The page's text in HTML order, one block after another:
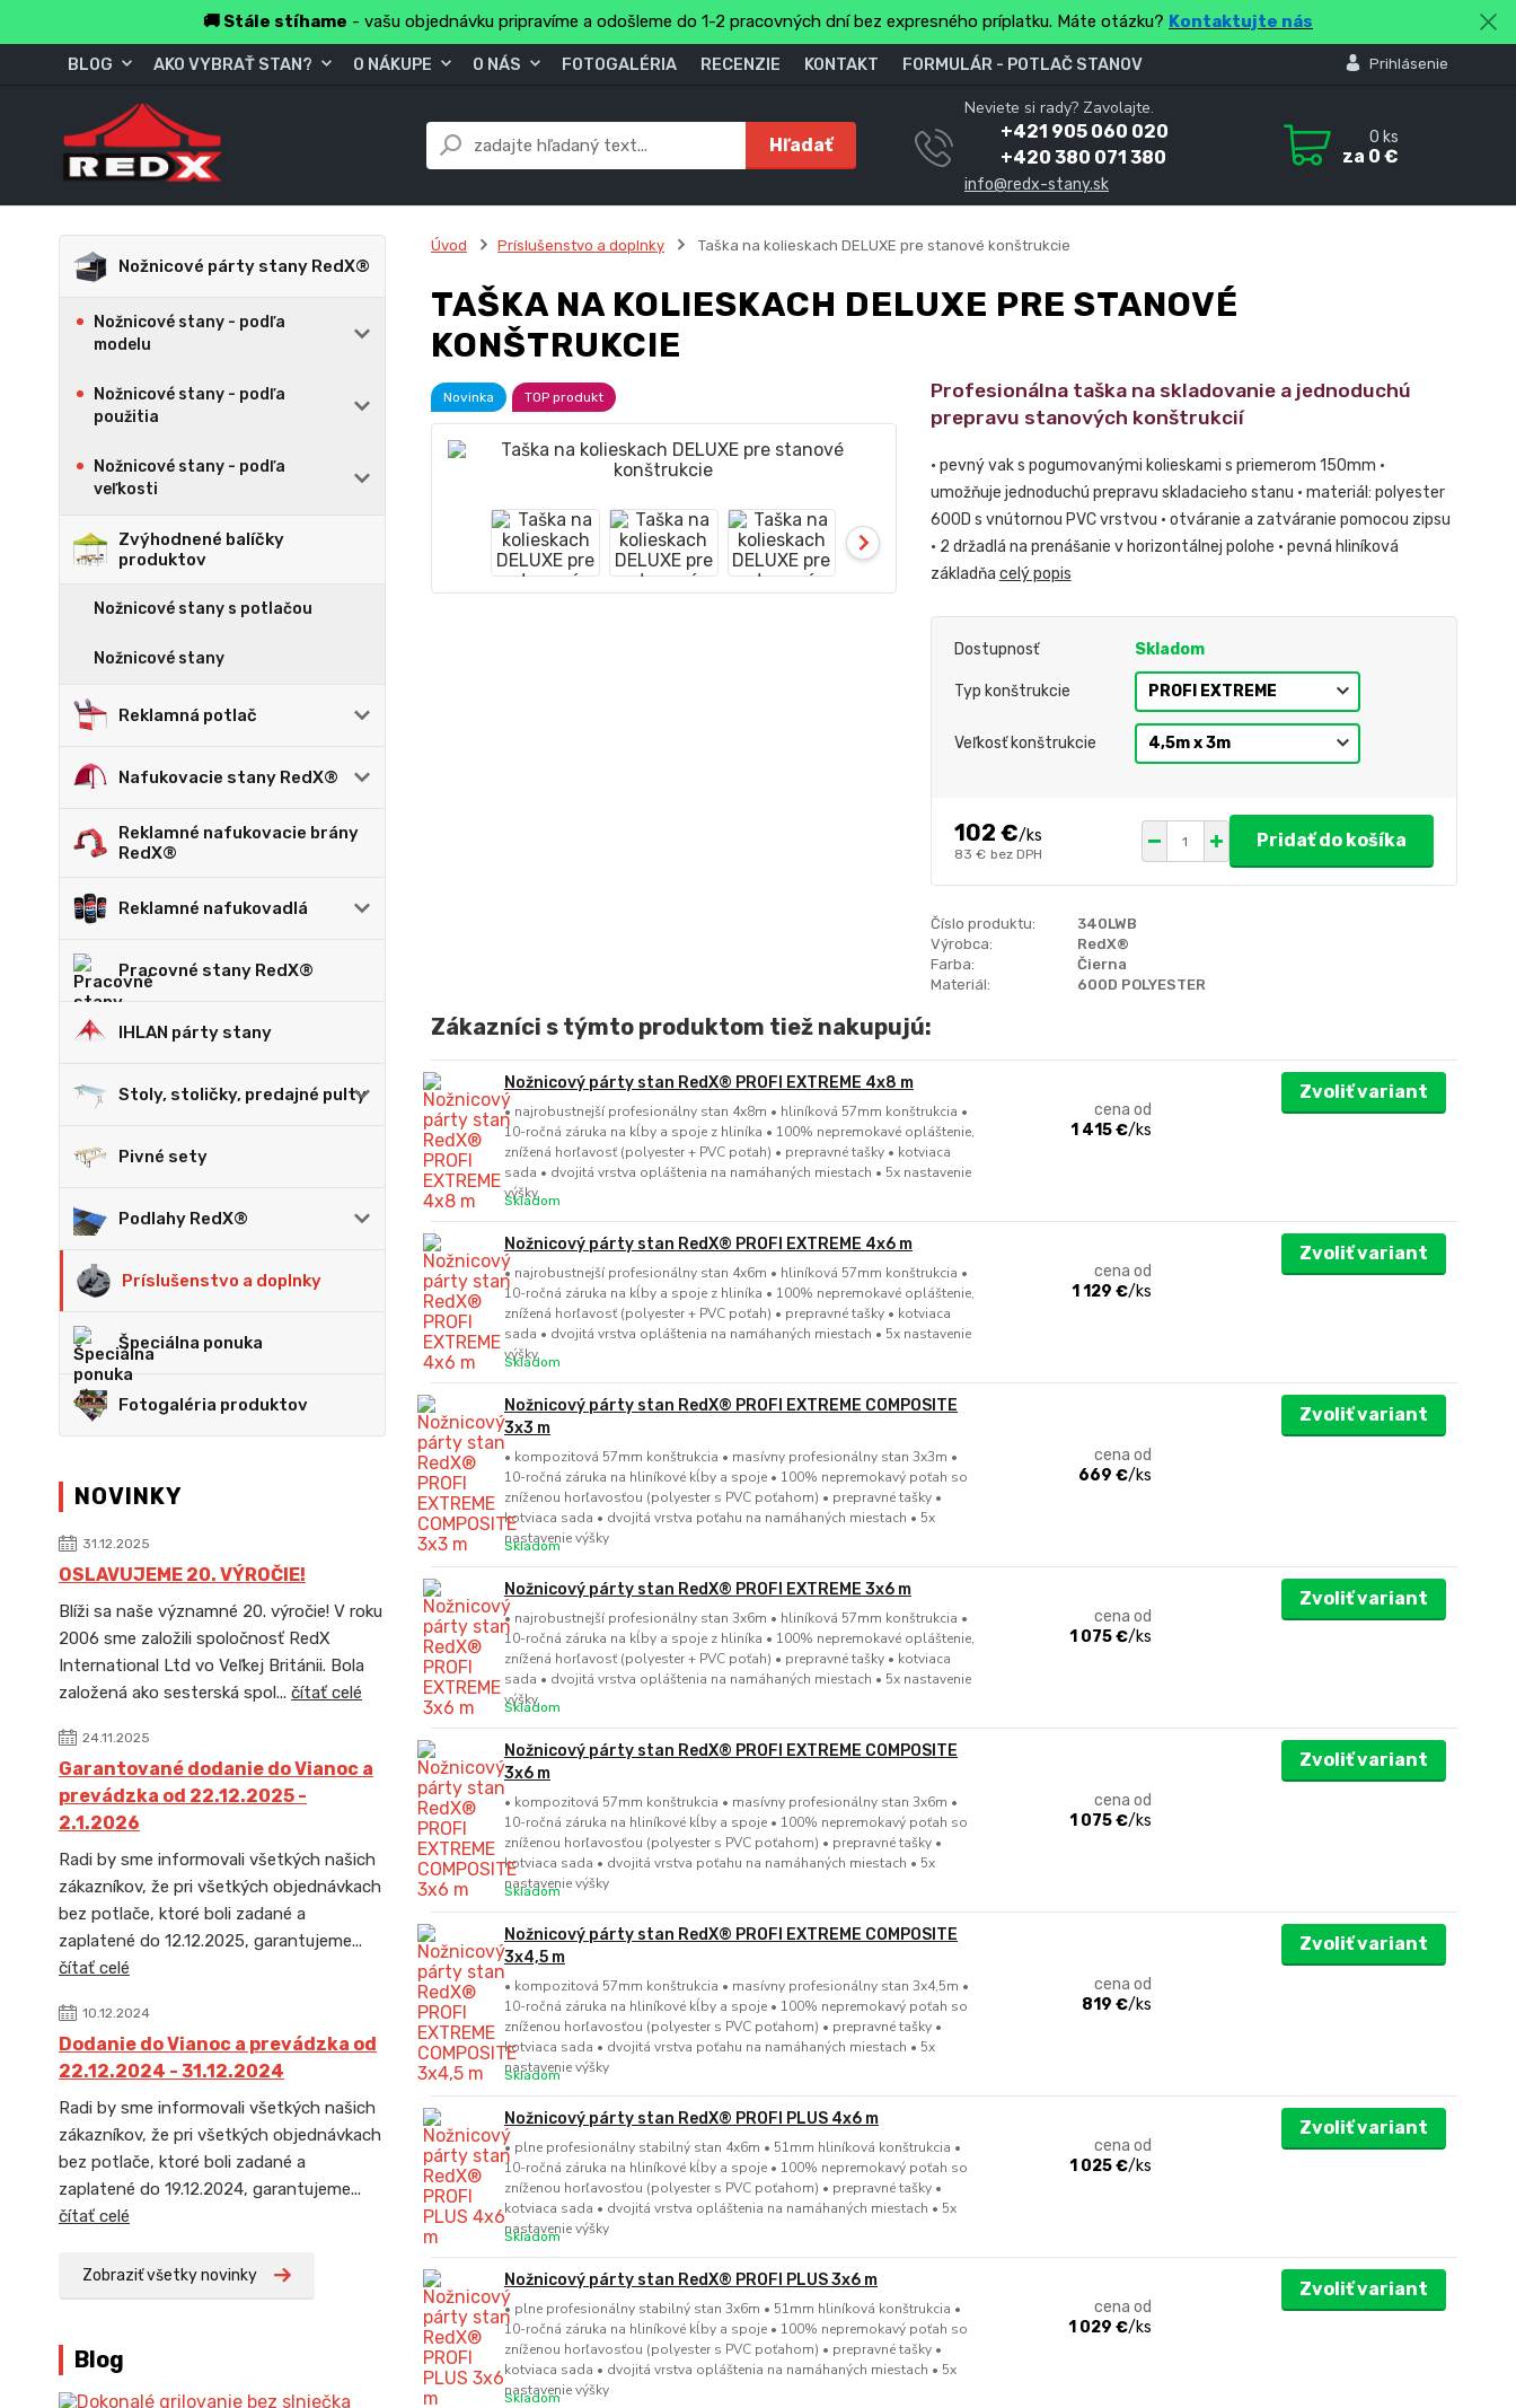
🚚 Stále stíhame - vašu objednávku pripravíme a odošleme do 1-2 pracovných dní bez expresného príplatku. Máte otázku? Kontaktujte nás
BLOG AKO VYBRAŤ STAN? O NÁKUPE O NÁS FOTOGALÉRIA RECENZIE KONTAKT FORMULÁR - POTLAČ STANOV Prihlásenie
Hľadať
Neviete si rady? Zavolajte.
+421 905 060 020
+420 380 071 380
info@redx-stany.sk
0 ks
za 0 €
Nožnicové párty stany RedX®
Nožnicové stany - podľa
modelu
Nožnicové stany - podľa
použitia
Nožnicové stany - podľa
veľkosti
Zvýhodnené balíčky
produktov
Nožnicové stany s potlačou
Nožnicové stany
Reklamná potlač
Nafukovacie stany RedX®
Reklamné nafukovacie brány
RedX®
Reklamné nafukovadlá
Pracovné stany RedX®
IHLAN párty stany
Stoly, stoličky, predajné pulty
Pivné sety
Podlahy RedX®
Príslušenstvo a doplnky
Špeciálna ponuka
Fotogaléria produktov
NOVINKY
31.12.2025
OSLAVUJEME 20. VÝROČIE!
Blíži sa naše významné 20. výročie! V roku
2006 sme založili spoločnosť RedX
International Ltd vo Veľkej Británii. Bola
založená ako sesterská spol... čítať celé
24.11.2025
Garantované dodanie do Vianoc a
prevádzka od 22.12.2025 -
2.1.2026
Radi by sme informovali všetkých našich
zákazníkov, že pri všetkých objednávkach
bez potlače, ktoré boli zadané a
zaplatené do 12.12.2025, garantujeme...
čítať celé
10.12.2024
Dodanie do Vianoc a prevádzka od
22.12.2024 - 31.12.2024
Radi by sme informovali všetkých našich
zákazníkov, že pri všetkých objednávkach
bez potlače, ktoré boli zadané a
zaplatené do 19.12.2024, garantujeme...
čítať celé
Zobraziť všetky novinky
Blog
Úvod Príslušenstvo a doplnky Taška na kolieskach DELUXE pre stanové konštrukcie
TAŠKA NA KOLIESKACH DELUXE PRE STANOVÉ
KONŠTRUKCIE
Novinka TOP produkt
Profesionálna taška na skladovanie a jednoduchú
prepravu stanových konštrukcií
• pevný vak s pogumovanými kolieskami s priemerom 150mm •
umožňuje jednoduchú prepravu skladacieho stanu • materiál: polyester
600D s vnútornou PVC vrstvou • otváranie a zatváranie pomocou zipsu
• 2 držadlá na prenášanie v horizontálnej polohe • pevná hliníková
základňa celý popis
Dostupnosť Skladom
Typ konštrukcie
Veľkosť konštrukcie
102 €/ks
83 € bez DPH
Pridať do košíka
Číslo produktu:
340LWB
Výrobca:
RedX®
Farba:
Čierna
Materiál:
600D POLYESTER
Zákazníci s týmto produktom tiež nakupujú:
Nožnicový párty stan RedX® PROFI EXTREME 4x8 m
• najrobustnejší profesionálny stan 4x8m • hliníková 57mm konštrukcia •
10-ročná záruka na kĺby a spoje z hliníka • 100% nepremokavé opláštenie,
znížená horľavosť (polyester + PVC poťah) • prepravné tašky • kotviaca
sada • dvojitá vrstva opláštenia na namáhaných miestach • 5x nastavenie
výšky
cena od
1 415 €/ks
Skladom
Zvoliť variant
Nožnicový párty stan RedX® PROFI EXTREME 4x6 m
• najrobustnejší profesionálny stan 4x6m • hliníková 57mm konštrukcia •
10-ročná záruka na kĺby a spoje z hliníka • 100% nepremokavé opláštenie,
znížená horľavosť (polyester + PVC poťah) • prepravné tašky • kotviaca
sada • dvojitá vrstva opláštenia na namáhaných miestach • 5x nastavenie
výšky
cena od
1 129 €/ks
Skladom
Zvoliť variant
Nožnicový párty stan RedX® PROFI EXTREME COMPOSITE
3x3 m
• kompozitová 57mm konštrukcia • masívny profesionálny stan 3x3m •
10-ročná záruka na hliníkové kĺby a spoje • 100% nepremokavý poťah so
zníženou horľavosťou (polyester s PVC poťahom) • prepravné tašky •
kotviaca sada • dvojitá vrstva poťahu na namáhaných miestach • 5x
nastavenie výšky
cena od
669 €/ks
Skladom
Zvoliť variant
Nožnicový párty stan RedX® PROFI EXTREME 3x6 m
• najrobustnejší profesionálny stan 3x6m • hliníková 57mm konštrukcia •
10-ročná záruka na kĺby a spoje z hliníka • 100% nepremokavé opláštenie,
znížená horľavosť (polyester + PVC poťah) • prepravné tašky • kotviaca
sada • dvojitá vrstva opláštenia na namáhaných miestach • 5x nastavenie
výšky
cena od
1 075 €/ks
Skladom
Zvoliť variant
Nožnicový párty stan RedX® PROFI EXTREME COMPOSITE
3x6 m
• kompozitová 57mm konštrukcia • masívny profesionálny stan 3x6m •
10-ročná záruka na hliníkové kĺby a spoje • 100% nepremokavý poťah so
zníženou horľavosťou (polyester s PVC poťahom) • prepravné tašky •
kotviaca sada • dvojitá vrstva poťahu na namáhaných miestach • 5x
nastavenie výšky
cena od
1 075 €/ks
Skladom
Zvoliť variant
Nožnicový párty stan RedX® PROFI EXTREME COMPOSITE
3x4,5 m
• kompozitová 57mm konštrukcia • masívny profesionálny stan 3x4,5m •
10-ročná záruka na hliníkové kĺby a spoje • 100% nepremokavý poťah so
zníženou horľavosťou (polyester s PVC poťahom) • prepravné tašky •
kotviaca sada • dvojitá vrstva poťahu na namáhaných miestach • 5x
nastavenie výšky
cena od
819 €/ks
Skladom
Zvoliť variant
Nožnicový párty stan RedX® PROFI PLUS 4x6 m
• plne profesionálny stabilný stan 4x6m • 51mm hliníková konštrukcia •
10-ročná záruka na hliníkové kĺby a spoje • 100% nepremokavý poťah so
zníženou horľavosťou (polyester s PVC poťahom) • prepravné tašky •
kotviaca sada • dvojitá vrstva opláštenia na namáhaných miestach • 5x
nastavenie výšky
cena od
1 025 €/ks
Skladom
Zvoliť variant
Nožnicový párty stan RedX® PROFI PLUS 3x6 m
• plne profesionálny stabilný stan 3x6m • 51mm hliníková konštrukcia •
10-ročná záruka na hliníkové kĺby a spoje • 100% nepremokavý poťah so
zníženou horľavosťou (polyester s PVC poťahom) • prepravné tašky •
kotviaca sada • dvojitá vrstva opláštenia na namáhaných miestach • 5x
nastavenie výšky
cena od
1 029 €/ks
Skladom
Zvoliť variant